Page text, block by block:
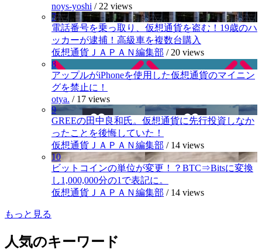
noys-yoshi / 22 views
7
電話番号を乗っ取り、仮想通貨を盗む！19歳のハ
ッカーが逮捕！高級車を複数台購入
仮想通貨ＪＡＰＡＮ編集部 / 20 views
8
アップルがiPhoneを使用した仮想通貨のマイニン
グを禁止に！
otya. / 17 views
9
GREEの田中良和氏。仮想通貨に先行投資しなか
ったことを後悔していた！
仮想通貨ＪＡＰＡＮ編集部 / 14 views
10
ビットコインの単位が変更！？BTC⇒Bitsに変換
し1,000,000分の1で表記に。
仮想通貨ＪＡＰＡＮ編集部 / 14 views
もっと見る
人気のキーワード